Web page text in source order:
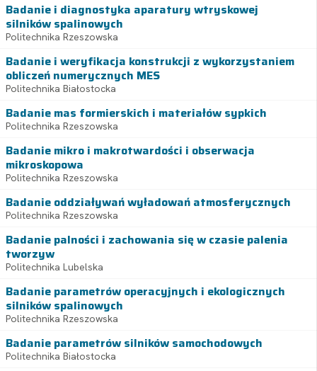
Badanie i diagnostyka aparatury wtryskowej
silników spalinowych
Politechnika Rzeszowska
Badanie i weryfikacja konstrukcji z wykorzystaniem
obliczeń numerycznych MES
Politechnika Białostocka
Badanie mas formierskich i materiałów sypkich
Politechnika Rzeszowska
Badanie mikro i makrotwardości i obserwacja
mikroskopowa
Politechnika Rzeszowska
Badanie oddziaływań wyładowań atmosferycznych
Politechnika Rzeszowska
Badanie palności i zachowania się w czasie palenia
tworzyw
Politechnika Lubelska
Badanie parametrów operacyjnych i ekologicznych
silników spalinowych
Politechnika Rzeszowska
Badanie parametrów silników samochodowych
Politechnika Białostocka